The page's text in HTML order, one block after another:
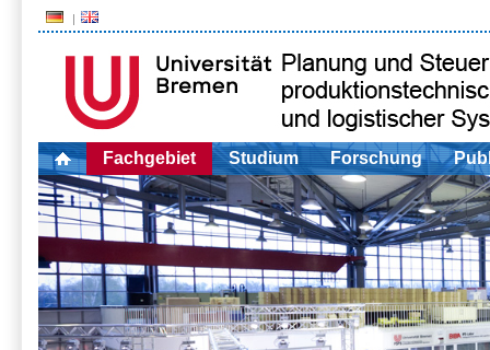
Fachgebiet Studium Forschung